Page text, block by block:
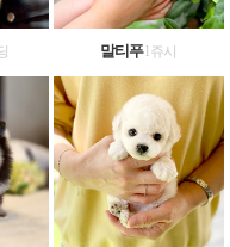
말티푸l 쥬시